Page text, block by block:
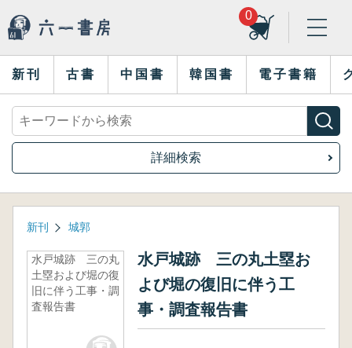
0
新刊 古書 中国書 韓国書 電子書籍
詳細検索
新刊 城郭
水戸城跡 三の丸
土塁および堀の復
旧に伴う工事・調
査報告書
水戸城跡 三の丸土塁お
よび堀の復旧に伴う工
事・調査報告書